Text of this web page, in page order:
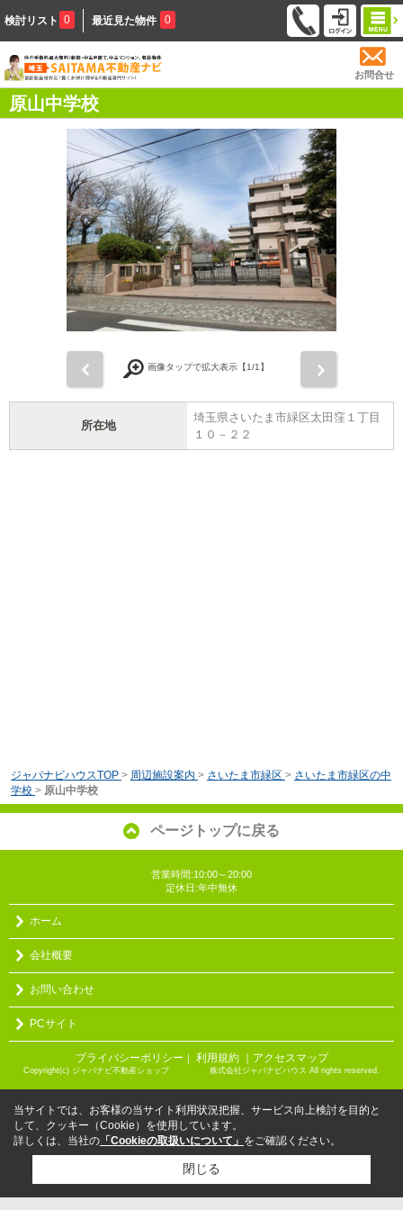
検討リスト 0 最近見た物件 0
お問合せ
原山中学校
画像タップで拡大表示【1/1】
所在地
埼玉県さいたま市緑区太田窪１丁目
１０－２２
ジャパナビハウスTOP > 周辺施設案内 > さいたま市緑区 > さいたま市緑区の中
学校 > 原山中学校
ページトップに戻る
営業時間:10:00～20:00
定休日:年中無休
ホーム
会社概要
お問い合わせ
PCサイト
プライバシーポリシー ｜ 利用規約 ｜アクセスマップ
Copyright(c) ジャパナビ不動産ショップ 株式会社ジャパナビハウス All rights reserved.
当サイトでは、お客様の当サイト利用状況把握、サービス向上検討を目的と
して、クッキー（Cookie）を使用しています。
詳しくは、当社の 「Cookieの取扱いについて」 をご確認ください。
閉じる